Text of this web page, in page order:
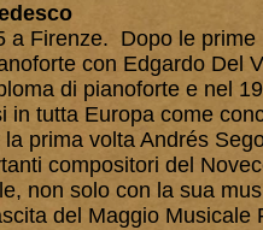
a Firenze. Dopo le
con Edgardo
di pianoforte e nel
in tutta Europa come
prima volta Andrés
compositori del
non solo con la sua
del Maggio